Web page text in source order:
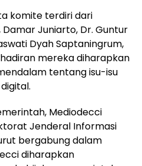
komite terdiri dari
Damar Juniarto, Dr. Guntur
Dyah Saptaningrum,
mereka diharapkan
tentang isu-isu
Mediodecci
Jenderal Informasi
bergabung dalam
diharapkan